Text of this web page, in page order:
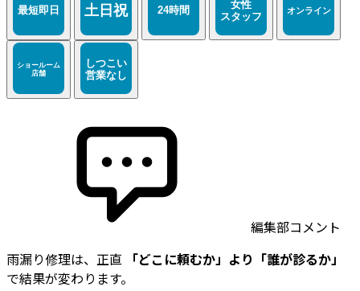
編集部コメント
雨漏り修理は、正直 「どこに頼むか」より「誰が診るか」
で結果が変わります。